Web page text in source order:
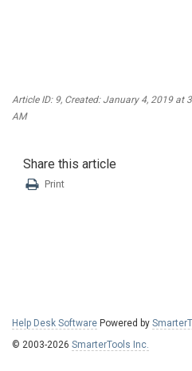
Article ID: 9, Created: January 4, 2019 at
AM
Share this article
Print
Help Desk Software Powered by
© 2003-2026 SmarterTools Inc.